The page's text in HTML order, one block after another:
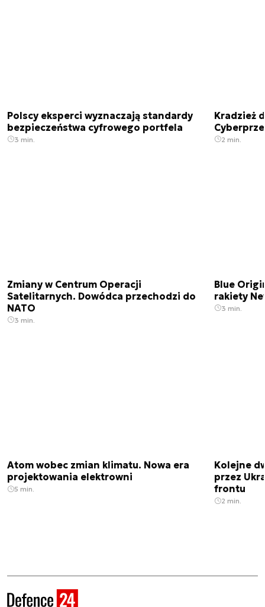
Polscy eksperci wyznaczają standardy
bezpieczeństwa cyfrowego portfela
3 min.
Kradzież
2 min.
Zmiany w Centrum Operacji
Satelitarnych. Dowódca przechodzi do
NATO
3 min.
Blue
rakiety
3 min.
Atom wobec zmian klimatu. Nowa era
projektowania elektrowni
5 min.
Kolejne
przez
frontu
2 min.